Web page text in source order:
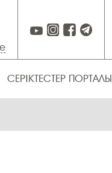
СЕРІКТЕСТЕР ПОРТАЛЫ